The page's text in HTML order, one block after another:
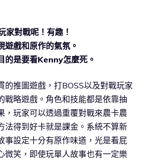
家對戰呢！有趣！
遊戲和原作的氣氛。
的是要看Kenny怎麼死。
的推圖遊戲，打BOSS以及對戰玩家
戰略遊戲。角色和技能都是依靠抽
，玩家可以透過重覆對戰來農卡農
法得到好卡就是課金。系統不算新
事設定十分有原作味道，光是看屁
微笑，即使玩單人故事也有一定樂